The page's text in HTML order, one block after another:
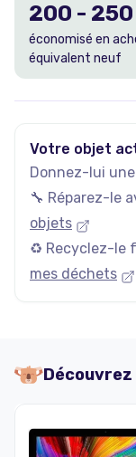
200 - 250
économisé en
équivalent neuf
Votre objet
Donnez-lui une
🔧 Réparez-le
objets
♻️ Recyclez-le
mes déchets